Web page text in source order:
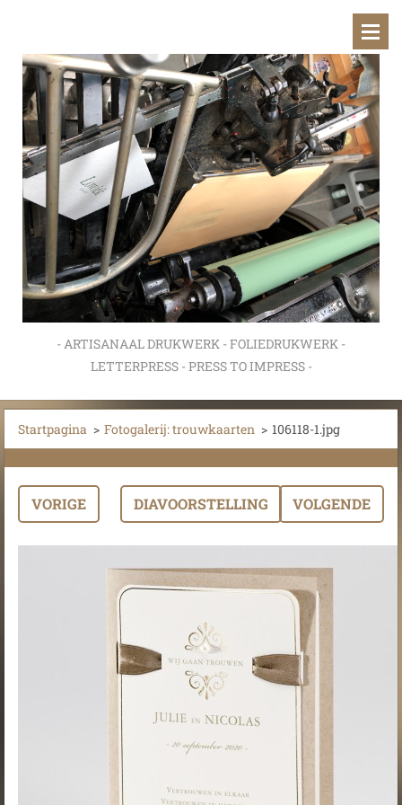
- ARTISANAAL DRUKWERK - FOLIEDRUKWERK -
LETTERPRESS - PRESS TO IMPRESS -
Startpagina > Fotogalerij: trouwkaarten > 106118-1.jpg
VORIGE DIAVOORSTELLING VOLGENDE